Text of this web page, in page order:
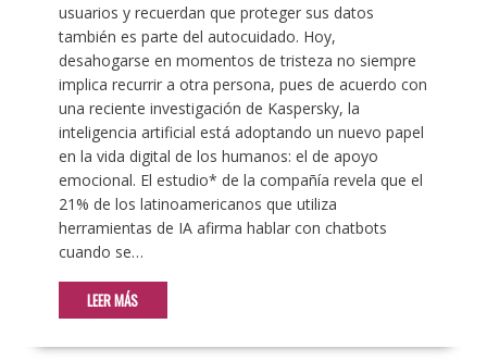
usuarios y recuerdan que proteger sus datos
también es parte del autocuidado. Hoy,
desahogarse en momentos de tristeza no siempre
implica recurrir a otra persona, pues de acuerdo con
una reciente investigación de Kaspersky, la
inteligencia artificial está adoptando un nuevo papel
en la vida digital de los humanos: el de apoyo
emocional. El estudio* de la compañía revela que el
21% de los latinoamericanos que utiliza
herramientas de IA afirma hablar con chatbots
cuando se…
LEER MÁS